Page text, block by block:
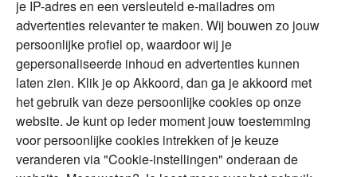
Alles voor en over vermogenden.
Over ABN AMRO Veiligheid
Privacy & Cookies
Toegankelijkheid
Disclaimer RSS
je IP-adres en een versleuteld e-mailadres om
advertenties relevanter te maken. Wij bouwen zo jouw
persoonlijke profiel op, waardoor wij je
gepersonaliseerde inhoud en advertenties kunnen
laten zien. Klik je op Akkoord, dan ga je akkoord met
het gebruik van deze persoonlijke cookies op onze
website. Je kunt op ieder moment jouw toestemming
voor persoonlijke cookies intrekken of je keuze
veranderen via "Cookie-instellingen" onderaan de